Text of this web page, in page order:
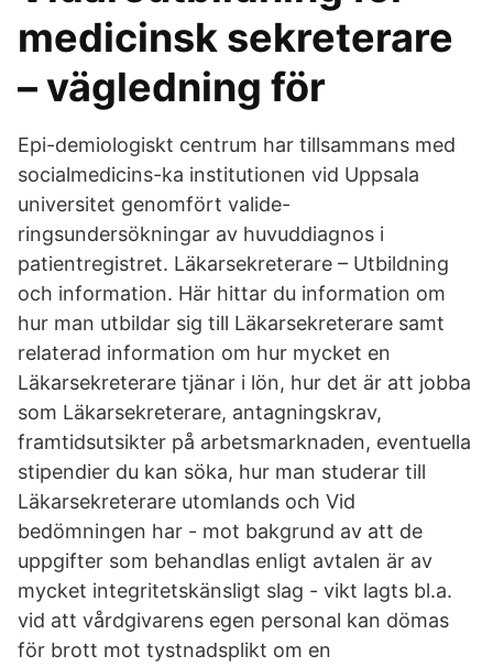
medicinsk sekreterare
– vägledning för
Epi-demiologiskt centrum har tillsammans med
socialmedicins-ka institutionen vid Uppsala
universitet genomfört valide-
ringsundersökningar av huvuddiagnos i
patientregistret. Läkarsekreterare – Utbildning
och information. Här hittar du information om
hur man utbildar sig till Läkarsekreterare samt
relaterad information om hur mycket en
Läkarsekreterare tjänar i lön, hur det är att jobba
som Läkarsekreterare, antagningskrav,
framtidsutsikter på arbetsmarknaden, eventuella
stipendier du kan söka, hur man studerar till
Läkarsekreterare utomlands och Vid
bedömningen har - mot bakgrund av att de
uppgifter som behandlas enligt avtalen är av
mycket integritetskänsligt slag - vikt lagts bl.a.
vid att vårdgivarens egen personal kan dömas
för brott mot tystnadsplikt om en